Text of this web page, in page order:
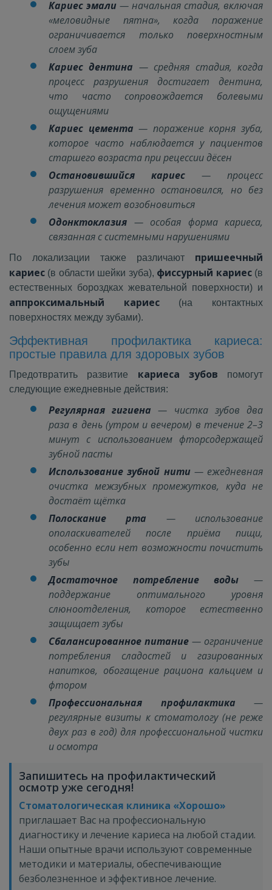
Кариес эмали — начальная стадия, включая
«меловидные пятна», когда поражение
ограничивается только поверхностным
слоем зуба
Кариес дентина — средняя стадия, когда
процесс разрушения достигает дентина,
что часто сопровождается болевыми
ощущениями
Кариес цемента — поражение корня зуба,
которое часто наблюдается у пациентов
старшего возраста при рецессии дёсен
Остановившийся кариес — процесс
разрушения временно остановился, но без
лечения может возобновиться
Одонктоклазия — особая форма кариеса,
связанная с системными нарушениями
По локализации также различают пришеечный
кариес (в области шейки зуба), фиссурный кариес(в
естественных бороздках жевательной поверхности) и
аппроксимальный кариес(на контактных
поверхностях между зубами).
Эффективная профилактика кариеса:
простые правила для здоровых зубов
Предотвратить развитие кариеса зубов помогут
следующие ежедневные действия:
Регулярная гигиена — чистка зубов два
раза в день (утром и вечером) в течение 2–3
минут с использованием фторсодержащей
зубной пасты
Использование зубной нити— ежедневная
очистка межзубных промежутков, куда не
достаёт щётка
Полоскание рта — использование
ополаскивателей после приёма пищи,
особенно если нет возможности почистить
зубы
Достаточное потребление воды —
поддержание оптимального уровня
слюноотделения, которое естественно
защищает зубы
Сбалансированное питание — ограничение
потребления сладостей и газированных
напитков, обогащение рациона кальцием и
фтором
Профессиональная профилактика —
регулярные визиты к стоматологу (не реже
двух раз в год) для профессиональной чистки
и осмотра
Запишитесь на профилактический
осмотр уже сегодня!
Стоматологическая клиника «Хорошо»
приглашает Вас на профессиональную
диагностику и лечение кариеса на любой стадии.
Наши опытные врачи используют современные
методики и материалы, обеспечивающие
безболезненное и эффективное лечение.